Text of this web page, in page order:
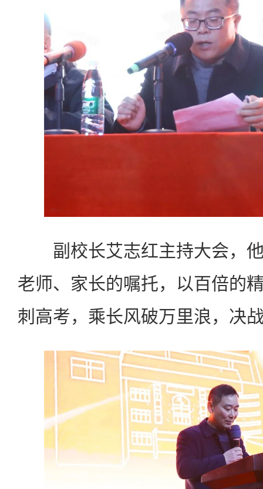
副校长艾志红主持大会，他
老师、家长的嘱托，以百倍的
刺高考，乘长风破万里浪，决